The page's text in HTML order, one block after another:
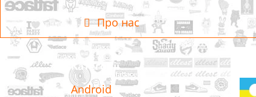
Про нас
Категорії
Android